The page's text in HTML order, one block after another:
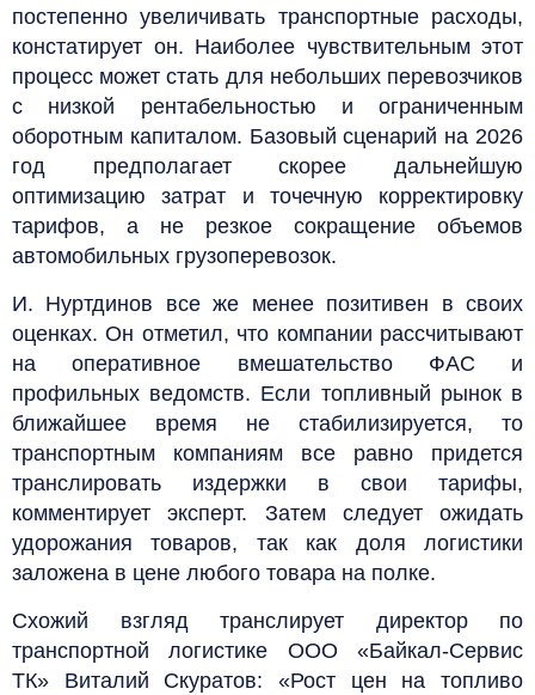
постепенно увеличивать транспортные расходы,
констатирует он. Наиболее чувствительным этот
процесс может стать для небольших перевозчиков
с низкой рентабельностью и ограниченным
оборотным капиталом. Базовый сценарий на 2026
год предполагает скорее дальнейшую
оптимизацию затрат и точечную корректировку
тарифов, а не резкое сокращение объемов
автомобильных грузоперевозок.
И. Нуртдинов все же менее позитивен в своих
оценках. Он отметил, что компании рассчитывают
на оперативное вмешательство ФАС и
профильных ведомств. Если топливный рынок в
ближайшее время не стабилизируется, то
транспортным компаниям все равно придется
транслировать издержки в свои тарифы,
комментирует эксперт. Затем следует ожидать
удорожания товаров, так как доля логистики
заложена в цене любого товара на полке.
Схожий взгляд транслирует директор по
транспортной логистике ООО «Байкал-Сервис
ТК» Виталий Скуратов: «Рост цен на топливо